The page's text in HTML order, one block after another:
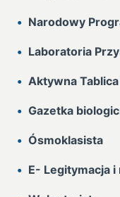
Narodowy
Laboratoria
Aktywna
Gazetka
Ósmoklasista
E- Legitymacja